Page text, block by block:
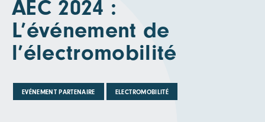
AEC 2024 :
L’événement de
l’électromobilité
EVÉNEMENT PARTENAIRE ELECTROMOBILITÉ